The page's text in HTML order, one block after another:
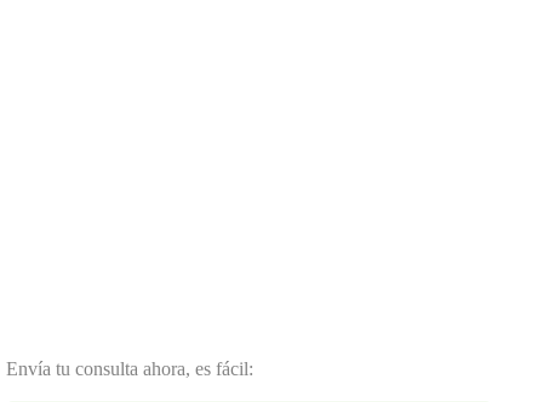
Envía tu consulta ahora, es fácil: